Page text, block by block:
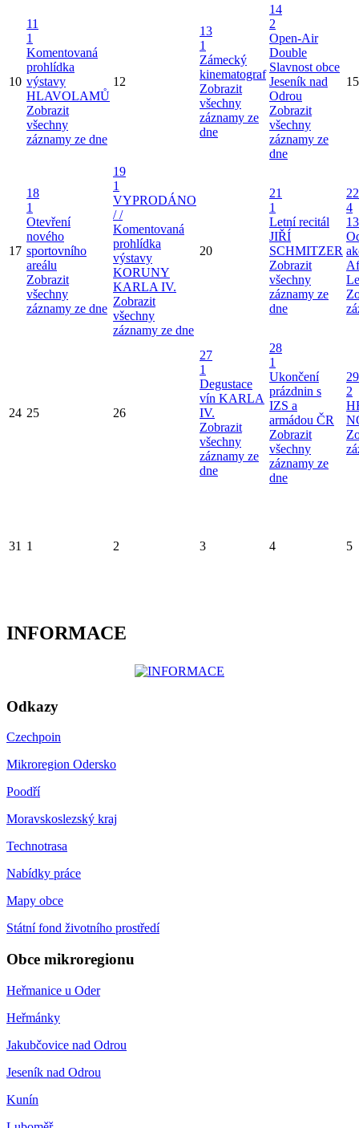
10
11
1
Komentovaná
prohlídka
výstavy
HLAVOLAMŮ
Zobrazit
všechny
záznamy ze dne
12
13
1
Zámecký
kinematograf
Zobrazit
všechny
záznamy ze
dne
14
2
Open-Air
Double
Slavnost obce
Jeseník nad
Odrou
Zobrazit
všechny
záznamy ze
dne
15
17
18
1
Otevření
nového
sportovního
areálu
Zobrazit
všechny
záznamy ze dne
19
1
VYPRODÁNO
/ /
Komentovaná
prohlídka
výstavy
KORUNY
KARLA IV.
Zobrazit
všechny
záznamy ze dne
20
21
1
Letní recitál
JIŘÍ
SCHMITZER
Zobrazit
všechny
záznamy ze
dne
22
4
24 25 26
27
1
Degustace
vín KARLA
IV.
Zobrazit
všechny
záznamy ze
dne
28
1
Ukončení
prázdnin s
IZS a
armádou ČR
Zobrazit
všechny
záznamy ze
dne
29
2
31 1 2 3 4 5
INFORMACE
Odkazy
Czechpoin
Mikroregion Odersko
Poodří
Moravskoslezský kraj
Technotrasa
Nabídky práce
Mapy obce
Státní fond životního prostředí
Obce mikroregionu
Heřmanice u Oder
Heřmánky
Jakubčovice nad Odrou
Jeseník nad Odrou
Kunín